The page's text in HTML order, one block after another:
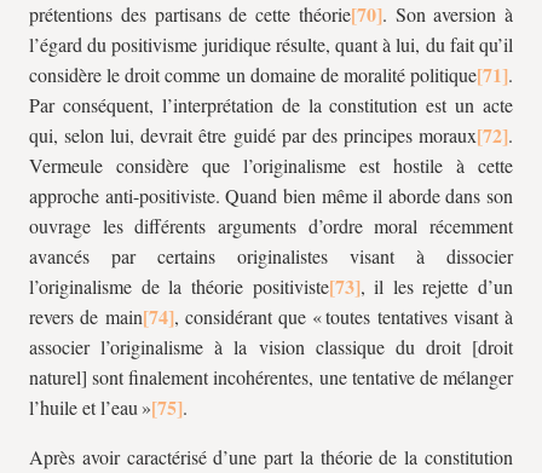
prétentions des partisans de cette théorie
. Son aversion à
l’égard du positivisme juridique résulte, quant à lui, du fait qu’il
considère le droit comme un domaine de moralité politique
.
Par conséquent, l’interprétation de la constitution est un acte
qui, selon lui, devrait être guidé par des principes moraux
.
Vermeule considère que l’originalisme est hostile à cette
approche anti-positiviste. Quand bien même il aborde dans son
ouvrage les différents arguments d’ordre moral récemment
avancés par certains originalistes visant à dissocier
l’originalisme de la théorie positiviste
, il les rejette d’un
revers de main
, considérant que « toutes tentatives visant à
associer l’originalisme à la vision classique du droit [droit
naturel] sont finalement incohérentes, une tentative de mélanger
l’huile et l’eau »
.
Après avoir caractérisé d’une part la théorie de la constitution